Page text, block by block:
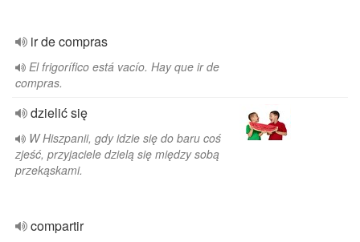
ir de compras
El frigorífico está vacío. Hay que ir de
compras.
dzielić się
W Hiszpanii, gdy idzie się do baru coś
zjeść, przyjaciele dzielą się między sobą
przekąskami.
compartir